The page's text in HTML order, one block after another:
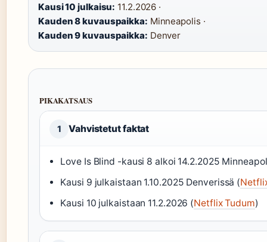
Kausi 10 julkaisu: 11.2.2026 ·
Kauden 8 kuvauspaikka: Minneapolis ·
Kauden 9 kuvauspaikka: Denver
PIKAKATSAUS
1 Vahvistetut faktat
Love Is Blind -kausi 8 alkoi 14.2.2025
Kausi 9 julkaistaan 1.10.2025 Denverissä (
Kausi 10 julkaistaan 11.2.2026 (Netflix Tudum)